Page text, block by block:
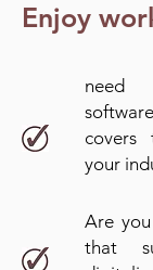
Enjoy
need
covers
your
Are
that